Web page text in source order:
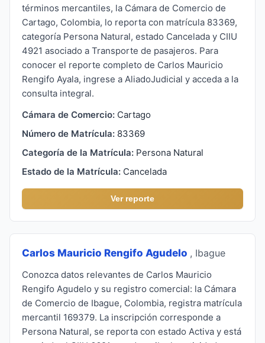
términos mercantiles, la Cámara de Comercio de
Cartago, Colombia, lo reporta con matrícula 83369,
categoría Persona Natural, estado Cancelada y CIIU
4921 asociado a Transporte de pasajeros. Para
conocer el reporte completo de Carlos Mauricio
Rengifo Ayala, ingrese a AliadoJudicial y acceda a la
consulta integral.
Cámara de Comercio: Cartago
Número de Matrícula: 83369
Categoría de la Matrícula: Persona Natural
Estado de la Matrícula: Cancelada
Ver reporte
Carlos Mauricio Rengifo Agudelo , Ibague
Conozca datos relevantes de Carlos Mauricio
Rengifo Agudelo y su registro comercial: la Cámara
de Comercio de Ibague, Colombia, registra matrícula
mercantil 169379. La inscripción corresponde a
Persona Natural, se reporta con estado Activa y está